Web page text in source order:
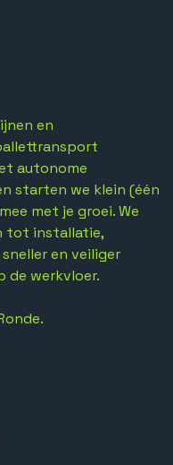
en
autonome
starten we klein (één
met je groei. We
tot installatie,
en veiliger
de werkvloer.